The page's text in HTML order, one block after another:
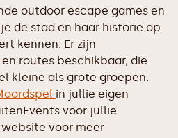
outdoor escape games en
de stad en haar historie op
kennen. Er zijn
routes beschikbaar, die
kleine als grote groepen.
in jullie eigen
voor jullie
voor meer